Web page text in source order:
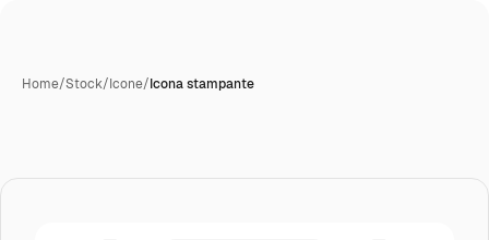
Home/Stock/Icone/Icona stampante